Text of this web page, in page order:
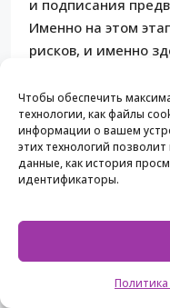
Чтобы обеспечить
технологии, как файлы
информации о вашем
этих технологий
данные, как история
идентификаторы.
и подписания
Именно на этом
рисков, и именно
Сколько
Болгарии?
1,5% от цены
за 80 000 евро
1 200 евро, что